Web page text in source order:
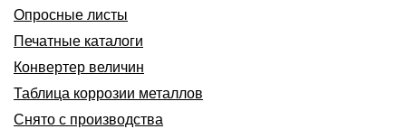
Опросные листы
Печатные каталоги
Конвертер величин
Таблица коррозии металлов
Снято с производства